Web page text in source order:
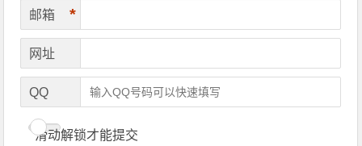
邮箱 *
网址
QQ
滑动解锁才能提交